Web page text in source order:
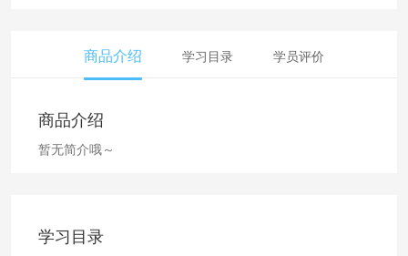
商品介绍 学习目录 学员评价
商品介绍
暂无简介哦～
学习目录